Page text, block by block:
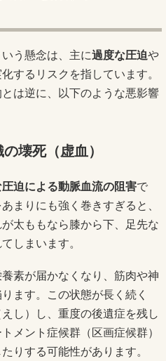
う懸念は、主に過度な圧迫や
するリスクを指しています。
は逆に、以下のような悪影響
壊死（虚血）
迫による動脈血流の阻害で
まりにも強く巻きすぎると、
太ももなら膝から下、足先な
しまいます。
素が届かなくなり、筋肉や神
ます。この状態が長く続く
し）し、重度の後遺症を残し
メント症候群（区画症候群）
りする可能性があります。